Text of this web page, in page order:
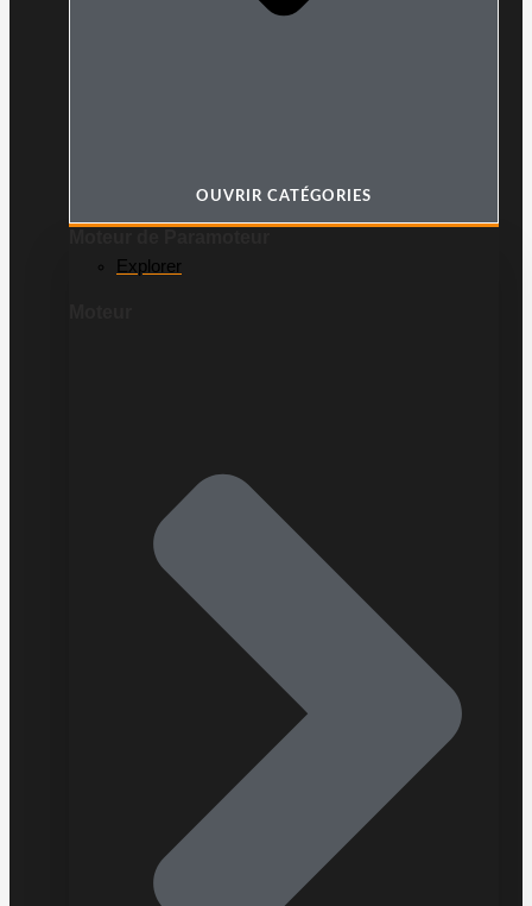
OUVRIR CATÉGORIES
Explorer